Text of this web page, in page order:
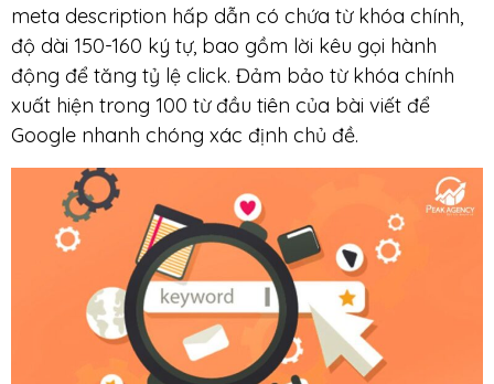
meta description hấp dẫn có chứa từ khóa chính,
độ dài 150-160 ký tự, bao gồm lời kêu gọi hành
động để tăng tỷ lệ click. Đảm bảo từ khóa chính
xuất hiện trong 100 từ đầu tiên của bài viết để
Google nhanh chóng xác định chủ đề.